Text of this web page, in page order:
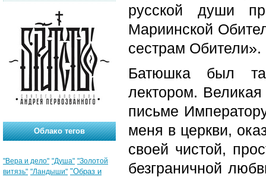
русской души
Мариинской
сестрам Обители».
Батюшка был
лектором.
письме
меня в церкви,
своей чистой,
безграничной
Облако тегов
"Вера и дело" "Душа" "Золотой
витязь" "Ландыши" "Образ и